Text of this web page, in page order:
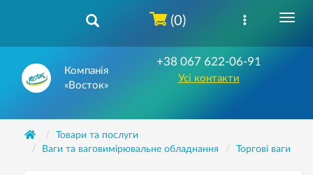
Компанія
«Восток»
+38 067 622-06-91
Усі контакти
(0)
Товари та послуги
Ваги та ваговимірювальне обладнання
Торгові ваги